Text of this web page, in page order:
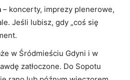
– koncerty, imprezy plenerowe,
Jeśli lubisz, gdy „coś się
w Śródmieściu Gdyni i w
zatłoczone. Do Sopotu